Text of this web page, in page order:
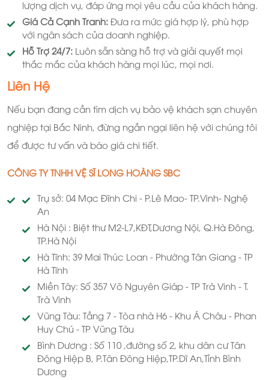
lượng dịch vụ, đáp ứng mọi yêu cầu của khách hàng.
Giá Cả Cạnh Tranh: Đưa ra mức giá hợp lý, phù hợp
với ngân sách của doanh nghiệp.
Hỗ Trợ 24/7: Luôn sẵn sàng hỗ trợ và giải quyết mọi
thắc mắc của khách hàng mọi lúc, mọi nơi.
Liên Hệ
Nếu bạn đang cần tìm dịch vụ bảo vệ khách sạn chuyên
nghiệp tại Bắc Ninh, đừng ngần ngại liên hệ với chúng tôi
để được tư vấn và báo giá chi tiết.
CÔNG TY TNHH VỆ SĨ LONG HOÀNG SBC
Trụ sở: 04 Mạc Đĩnh Chi - P.Lê Mao- TP.Vinh- Nghệ
An
Hà Nội : Biệt thư M2-L7,KĐT,Dương Nội, Q.Hà Đông,
TP.Hà Nội
Hà Tĩnh: 39 Mai Thúc Loan - Phường Tân Giang - TP
Hà Tĩnh
Miền Tây: Số 357 Võ Nguyên Giáp - TP Trà Vinh - T.
Trà Vinh
Vũng Tàu: Tầng 7 - Tòa nhà H6 - Khu Á Châu - Phan
Huy Chú - TP Vũng Tàu
Bình Dương : Số 110 ,đường số 2, khu dân cư Tân
Đông Hiệp B, P.Tân Đông Hiệp,TP.Dĩ An,Tỉnh Bình
Dương